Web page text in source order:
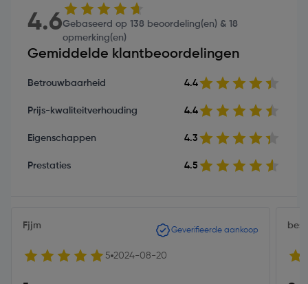
4.6Gebaseerd op 138 beoordeling(en) & 18
opmerking(en)
Gemiddelde klantbeoordelingen
Betrouwbaarheid 4.4
Prijs-kwaliteitverhouding 4.4
Eigenschappen 4.3
Prestaties 4.5
Fjjm Geverifieerde aankoop
5 2024-08-20